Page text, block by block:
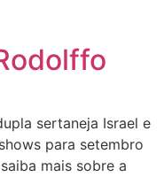
sertaneja Israel e
para setembro
mais sobre a